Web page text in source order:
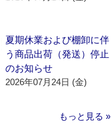
夏期休業および棚卸に伴
う商品出荷（発送）停止
のお知らせ
2026年07月24日 (金)
もっと見る »